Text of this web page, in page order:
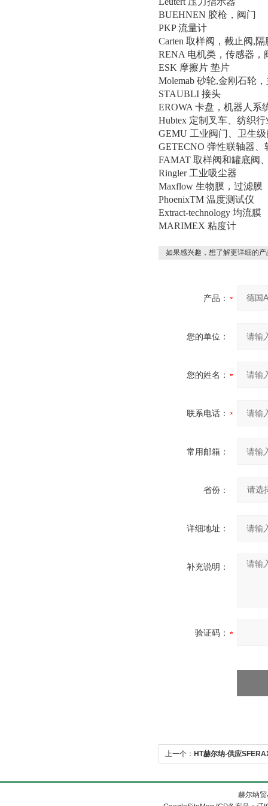
BUEHNEN 胶枪，阀门
PKP 流量计
Carten 取样阀，截止阀,
RENA 电机类，传感器，
ESK 摩擦片 垫片
Molemab 砂轮,金刚石轮
STAUBLI 接头
EROWA 卡盘，机器人系
Hubtex 定制叉车、纺织
GEMU 工业阀门、卫生
GETECNO 弹性联轴器、
FAMAT 取样阀和罐底阀
Ringler 工业吸尘器
Maxflow 生物膜，过滤膜
PhoenixTM 温度测试仪
Extract-technology 均流膜
MARIMEX 粘度计
如果感兴趣，想了解更详细的
产品：
您的单位：
您的姓名：
联系电话：
常用邮箱：
省份：
详细地址：
补充说明：
验证码：
上一个： HT赫尔纳-供应
赫尔纳